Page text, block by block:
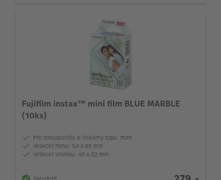
Fujifilm instax™ mini film BLUE MARBLE
(10ks)
Pro fotoaparáty & tiskárny typu: mini
Velikost filmu: 54 x 86 mm
Velikost snímku: 46 x 62 mm